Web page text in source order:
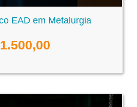
EAD em Metalurgia
1.500,00